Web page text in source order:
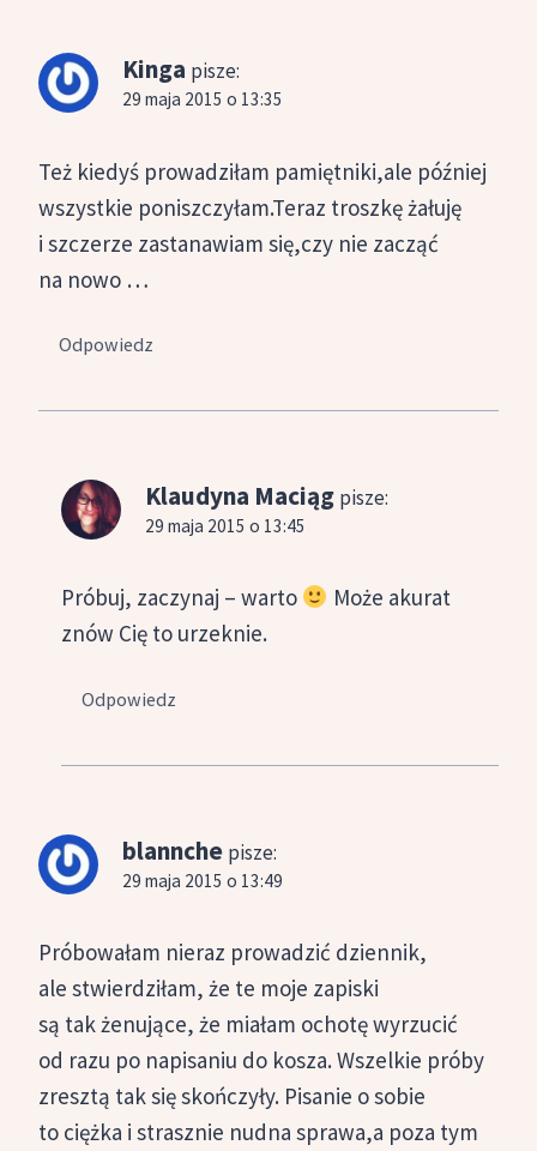
Kinga pisze:
29 maja 2015 o 13:35
Też kiedyś prowadziłam pamiętniki,ale później
wszystkie poniszczyłam.Teraz troszkę żałuję
i szczerze zastanawiam się,czy nie zacząć
na nowo …
Odpowiedz
Klaudyna Maciąg pisze:
29 maja 2015 o 13:45
Próbuj, zaczynaj – warto
Może akurat
znów Cię to urzeknie.
Odpowiedz
blannche pisze:
29 maja 2015 o 13:49
Próbowałam nieraz prowadzić dziennik,
ale stwierdziłam, że te moje zapiski
są tak żenujące, że miałam ochotę wyrzucić
od razu po napisaniu do kosza. Wszelkie próby
zresztą tak się skończyły. Pisanie o sobie
to ciężka i strasznie nudna sprawa,a poza tym